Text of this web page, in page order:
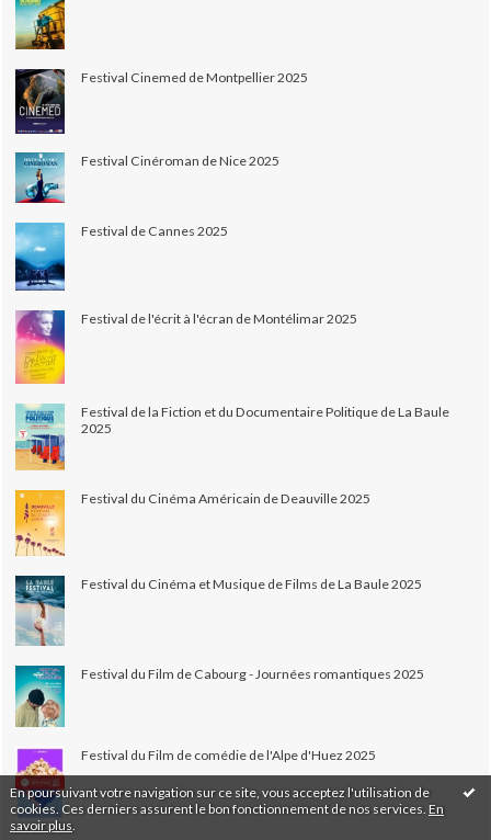
En poursuivant votre navigation sur ce site, vous acceptez l'utilisation de
cookies. Ces derniers assurent le bon fonctionnement de nos services. En
savoir plus
Festival Cinemed de Montpellier 2025
Festival Cinéroman de Nice 2025
Festival de Cannes 2025
Festival de l'écrit à l'écran de Montélimar 2025
Festival de la Fiction et du Documentaire Politique de La Baule
2025
Festival du Cinéma Américain de Deauville 2025
Festival du Cinéma et Musique de Films de La Baule 2025
Festival du Film de Cabourg - Journées romantiques 2025
Festival du Film de comédie de l'Alpe d'Huez 2025